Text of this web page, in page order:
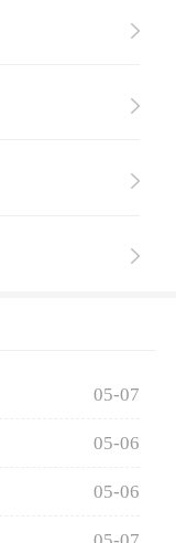
05-07
05-06
05-06